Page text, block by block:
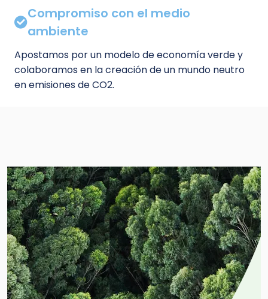
Compromiso con el medio
ambiente
Apostamos por un modelo de economía verde y
colaboramos en la creación de un mundo neutro
en emisiones de CO2.